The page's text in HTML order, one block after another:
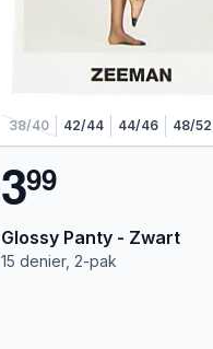
38/40 42/44 44/46 48/52
399
Glossy Panty - Zwart
15 denier, 2-pak